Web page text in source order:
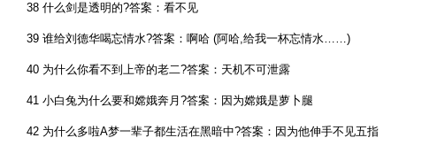
38 什么剑是透明的?答案：看不见
39 谁给刘德华喝忘情水?答案：啊哈 (阿哈,给我一杯忘情水……)
40 为什么你看不到上帝的老二?答案：天机不可泄露
41 小白兔为什么要和嫦娥奔月?答案：因为嫦娥是萝卜腿
42 为什么多啦A梦一辈子都生活在黑暗中?答案：因为他伸手不见五指